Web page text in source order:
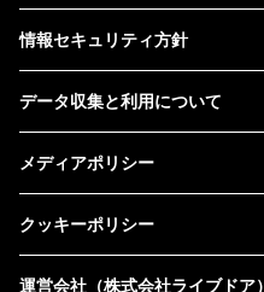
情報セキュリティ方針
データ収集と利用について
メディアポリシー
クッキーポリシー
運営会社（株式会社ライブドア）